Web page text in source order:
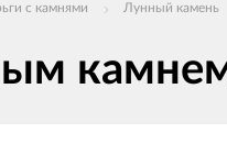
с камнями Лунный камень